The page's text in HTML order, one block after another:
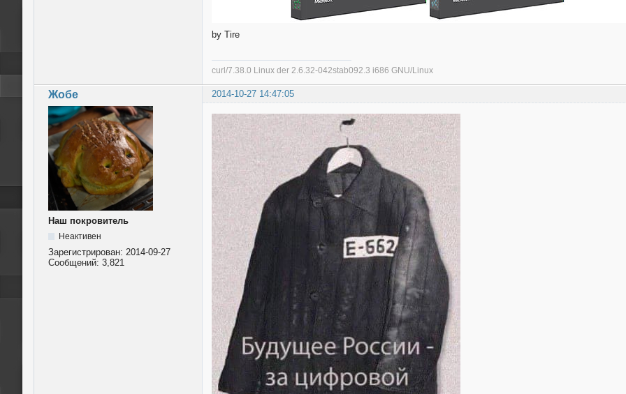
by Tire
curl/7.38.0 Linux der 2.6.32-042stab092.3 i686 GNU/Linux
Жобе 2014-10-27 14:47:05
Наш покровитель
Неактивен
Зарегистрирован: 2014-09-27
Сообщений: 3,821